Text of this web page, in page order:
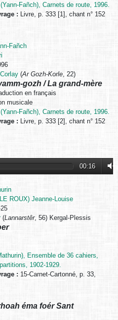
Fañch), Carnets de route, 1996.
: Livre, p. 333 [1], chant n° 152
Fañch
(Ar Gozh-Korle , 22)
gozh / La grand-mère
en français
musicale
Fañch), Carnets de route, 1996.
: Livre, p. 333 [2], chant n° 152
00:16
ROUX) Jeanne-Louise
(Lannarstêr, 56) Kergal-Plessis
Ensemble de 36 cahiers,
1902-1929.
: 15-Carnet-Cartonné, p. 33,
éma foér Sant